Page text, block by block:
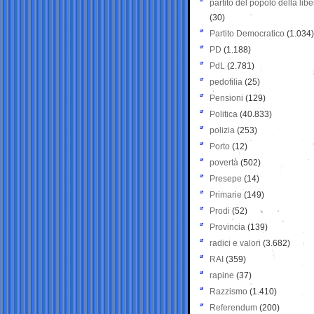
partito del popolo della
(30)
Partito Democratico (1.034)
PD (1.188)
PdL (2.781)
pedofilia (25)
Pensioni (129)
Politica (40.833)
polizia (253)
Porto (12)
povertà (502)
Presepe (14)
Primarie (149)
Prodi (52)
Provincia (139)
radici e valori (3.682)
RAI (359)
rapine (37)
Razzismo (1.410)
Referendum (200)